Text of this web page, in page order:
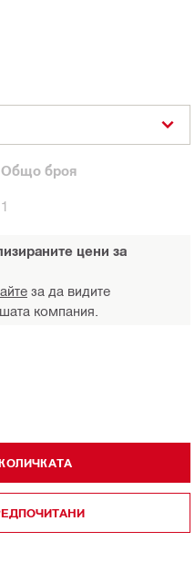
Общо броя
1
цени за
за да видите
компания.